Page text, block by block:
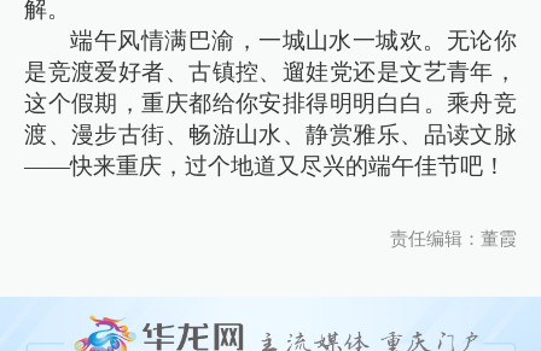
解。
端午风情满巴渝，一城山水一城欢。无论你
是竞渡爱好者、古镇控、遛娃党还是文艺青年，
这个假期，重庆都给你安排得明明白白。乘舟竞
渡、漫步古街、畅游山水、静赏雅乐、品读文脉
——快来重庆，过个地道又尽兴的端午佳节吧！
责任编辑：董霞